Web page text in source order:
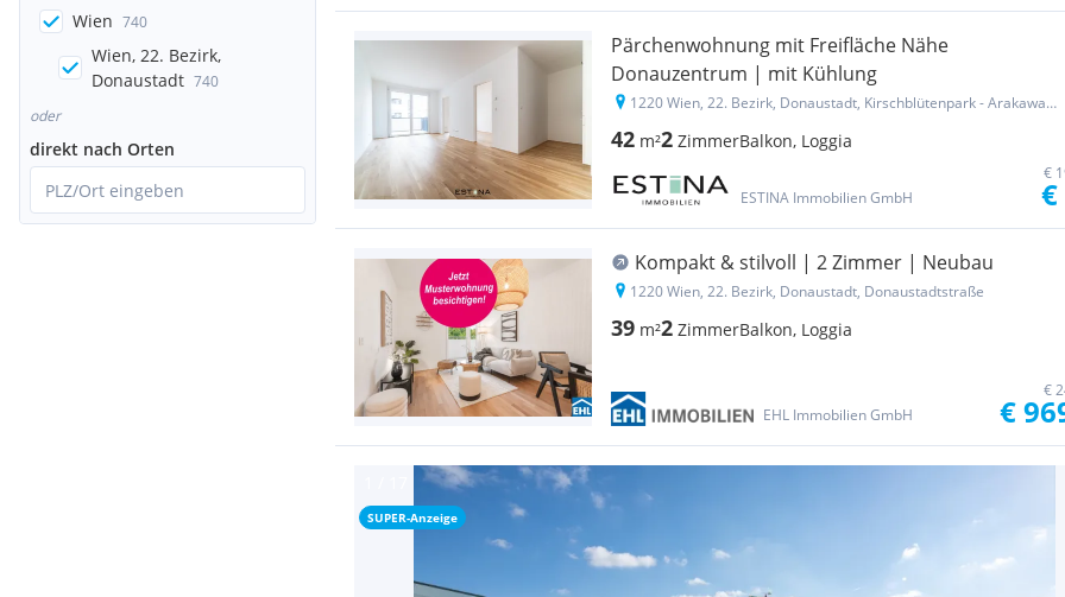
Wien 740
Wien, 22. Bezirk,
Donaustadt 740
oder
direkt nach Orten
PLZ/Ort eingeben
Pärchenwohnung mit Freifläche Nähe
Donauzentrum | mit Kühlung
1220 Wien, 22. Bezirk, Donaustadt, Kirschblütenpark - Arakawastraße 7 - Bonsaigasse 4
42 m²2 ZimmerBalkon, Loggia
ESTINA Immobilien GmbH
€
€
Kompakt & stilvoll | 2 Zimmer | Neubau
1220 Wien, 22. Bezirk, Donaustadt, Donaustadtstraße
39 m²2 ZimmerBalkon, Loggia
EHL Immobilien GmbH
€
€
SUPER-Anzeige